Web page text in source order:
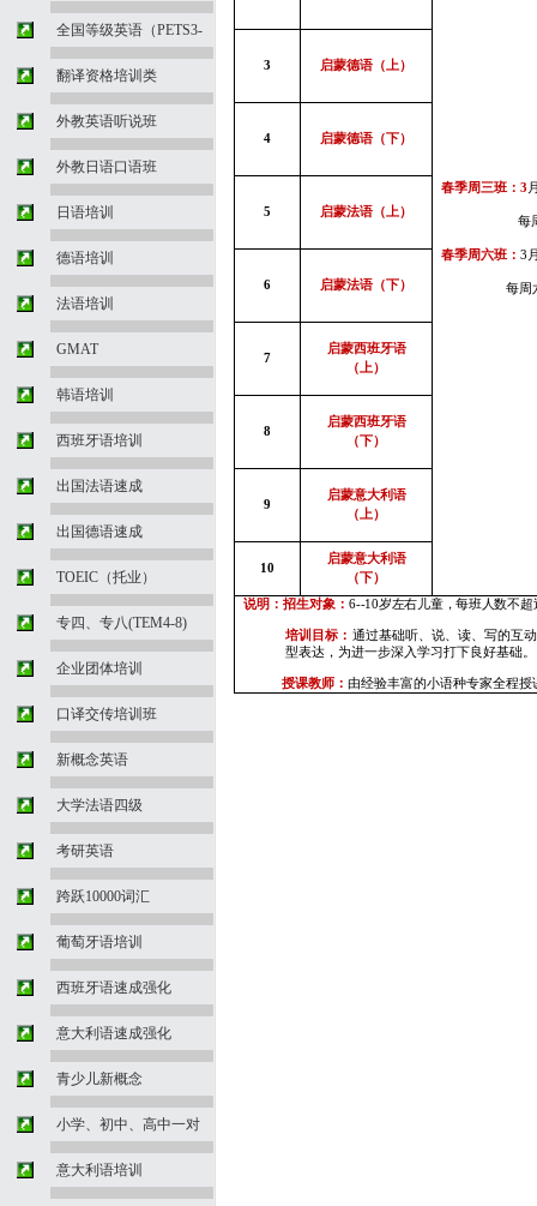
全国等级英语（PETS3-
翻译资格培训类
外教英语听说班
外教日语口语班
日语培训
德语培训
法语培训
GMAT
韩语培训
西班牙语培训
出国法语速成
出国德语速成
TOEIC（托业）
专四、专八(TEM4-8)
企业团体培训
口译交传培训班
新概念英语
大学法语四级
考研英语
跨跃10000词汇
葡萄牙语培训
西班牙语速成强化
意大利语速成强化
青少儿新概念
小学、初中、高中一对
意大利语培训
春季周三班：3
每
春季周六班：3
每周
3 启蒙德语（上）
4 启蒙德语（下）
5 启蒙法语（上）
6 启蒙法语（下）
7
启蒙西班牙语
（上）
8
启蒙西班牙语
（下）
9
启蒙意大利语
（上）
10
启蒙意大利语
（下）
说明：招生对象：6--10岁左右儿童，每班人数不超
培训目标： 通过基础听、说、读、写的互
型表达，为进一步深入学习打下良好基础。
授课教师：由经验丰富的小语种专家全程授